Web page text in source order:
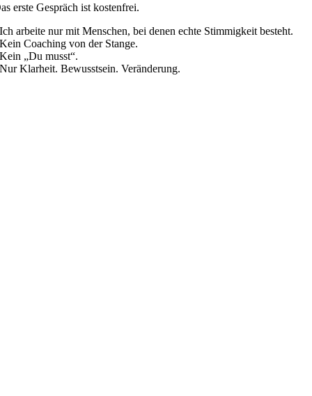
erste Gespräch ist kostenfrei.
Ich arbeite nur mit Menschen, bei denen echte Stimmigkeit besteht.
Kein Coaching von der Stange.
Kein „Du musst“.
Nur Klarheit. Bewusstsein. Veränderung.